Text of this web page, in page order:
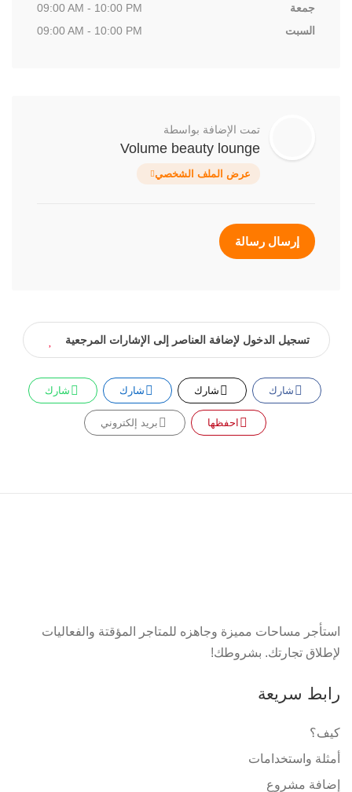
جمعة
09:00 AM - 10:00 PM
السبت
09:00 AM - 10:00 PM
تمت الإضافة بواسطة
Volume beauty lounge
عرض الملف الشخصي
إرسال رسالة
تسجيل الدخول لإضافة العناصر إلى الإشارات المرجعية
شارك شارك شارك شارك
احفظها بريد إلكتروني
استأجر مساحات مميزة وجاهزه للمتاجر المؤقتة والفعاليات
لإطلاق تجارتك. بشروطك!
رابط سريعة
كيف؟
أمثلة واستخدامات
إضافة مشروع